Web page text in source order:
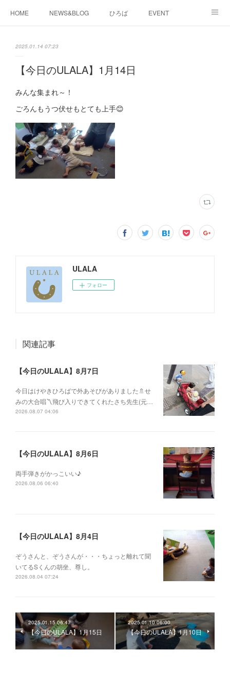
HOME NEWS&BLOG ひろば EVENT
2025.01.14 07:23
【今日のULALA】1月14日
みんな集まれ～！
ごろんもうつ伏せもとても上手😊
ULALA
フォロー
関連記事
【今日のULALA】8月7日
今日はけやきひろばで外あそびがありました🚿せ
みの大合唱〽飛び入りできてくれたさち先生(元…
2026.08.07 04:06
【今日のULALA】8月6日
両手弾きがかっこいい♪
2026.08.06 06:40
【今日のULALA】8月4日
ぞうさんと、ぞうさんが・・・ちょっと離れて聞
いてるSくんの胡坐、尊し。
2026.08.04 07:24
2025.01.15 06:47
【今日のULALA】1月15日
2025.01.10 06:00
【今日のULALA】1月10日